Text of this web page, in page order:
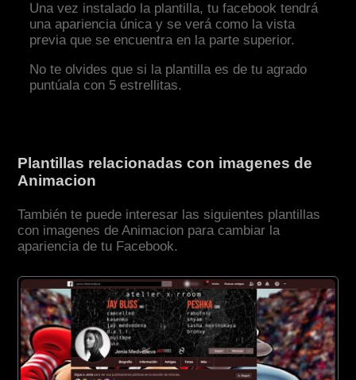
Una vez instalado la plantilla, tu facebook tendrá
una apariencia única y se verá como la vista
previa que se encuentra en la parte superior.
No te olvides que si la plantilla es de tu agrado
puntúala con 5 estrellitas.
Plantillas relacionadas con imagenes de
Animacion
También te puede interesar las siguientes plantillas
con imagenes de Animacion para cambiar la
apariencia de tu Facebook.